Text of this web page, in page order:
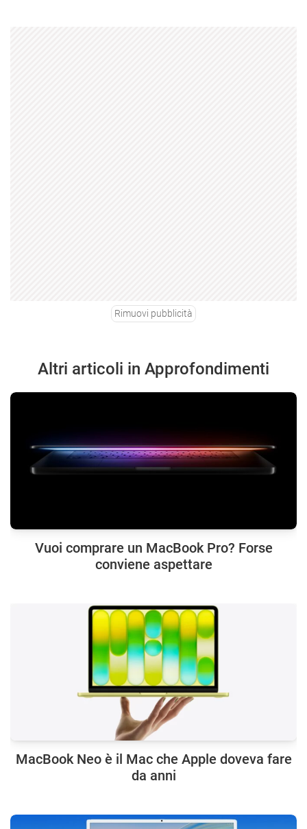
Rimuovi pubblicità
Altri articoli in Approfondimenti
Vuoi comprare un MacBook Pro? Forse
conviene aspettare
MacBook Neo è il Mac che Apple doveva fare
da anni